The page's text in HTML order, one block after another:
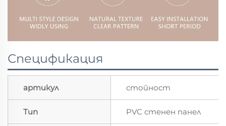
Спецификация
артикул стойност
Тип PVC стенен панел